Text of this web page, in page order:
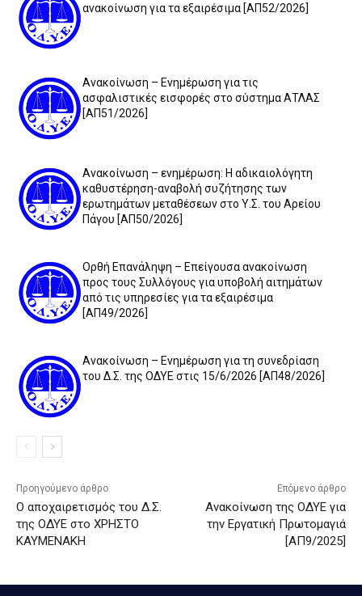
ανακοίνωση για τα εξαιρέσιμα [ΑΠ52/2026]
Ανακοίνωση – Ενημέρωση για τις
ασφαλιστικές εισφορές στο σύστημα ΑΤΛΑΣ
[ΑΠ51/2026]
Ανακοίνωση – ενημέρωση: Η αδικαιολόγητη
καθυστέρηση-αναβολή συζήτησης των
ερωτημάτων μεταθέσεων στο Υ.Σ. του Αρείου
Πάγου [ΑΠ50/2026]
Ορθή Επανάληψη – Επείγουσα ανακοίνωση
προς τους Συλλόγους για υποβολή αιτημάτων
από τις υπηρεσίες για τα εξαιρέσιμα
[ΑΠ49/2026]
Ανακοίνωση – Ενημέρωση για τη συνεδρίαση
του Δ.Σ. της ΟΔΥΕ στις 15/6/2026 [ΑΠ48/2026]
Προηγούμενο άρθρο
Ο αποχαιρετισμός του Δ.Σ.
της ΟΔΥΕ στο ΧΡΗΣΤΟ
ΚΑΥΜΕΝΑΚΗ
Επόμενο άρθρο
Ανακοίνωση της ΟΔΥΕ για
την Εργατική Πρωτομαγιά
[ΑΠ9/2025]